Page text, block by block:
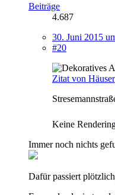
Beiträge
4.687
30. Juni 2015
#20
Zitat von Häuser
Keine
Immer noch nichts
Dafür passiert